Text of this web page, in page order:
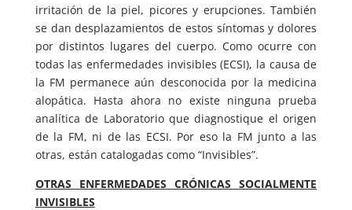
irritación de la piel, picores y erupciones. También
se dan desplazamientos de estos síntomas y dolores
por distintos lugares del cuerpo. Como ocurre con
todas las enfermedades invisibles (ECSI), la causa de
la FM permanece aún desconocida por la medicina
alopática. Hasta ahora no existe ninguna prueba
analítica de Laboratorio que diagnostique el origen
de la FM, ni de las ECSI. Por eso la FM junto a las
otras, están catalogadas como “Invisibles”.
OTRAS ENFERMEDADES CRÓNICAS SOCIALMENTE
INVISIBLES